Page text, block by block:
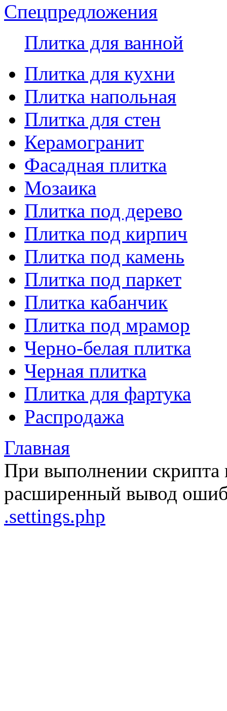
Спецпредложения
Плитка для ванной
Плитка для кухни
Плитка напольная
Плитка для стен
Керамогранит
Фасадная плитка
Мозаика
Плитка под дерево
Плитка под кирпич
Плитка под камень
Плитка под паркет
Плитка кабанчик
Плитка под мрамор
Черно-белая плитка
Черная плитка
Плитка для фартука
Распродажа
Главная
При выполнении
расширенный вывод
.settings.php